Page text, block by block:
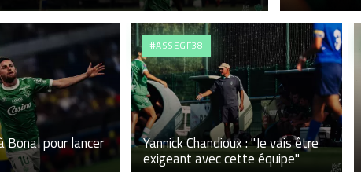
Bonal pour lancer
#ASSEGF38
Yannick Chandioux : "Je vais être
exigeant avec cette équipe"